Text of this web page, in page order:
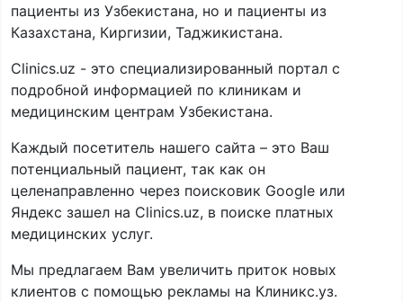
пациенты из Узбекистана, но и пациенты из
Казахстана, Киргизии, Таджикистана.
Clinics.uz - это специализированный портал с
подробной информацией по клиникам и
медицинским центрам Узбекистана.
Каждый посетитель нашего сайта – это Ваш
потенциальный пациент, так как он
целенаправленно через поисковик Google или
Яндекс зашел на Clinics.uz, в поиске платных
медицинских услуг.
Мы предлагаем Вам увеличить приток новых
клиентов с помощью рекламы на Клиникс.уз.